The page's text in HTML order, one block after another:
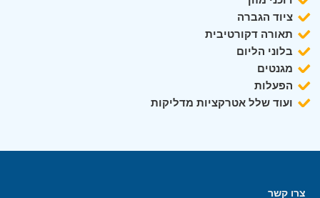
ציוד הגברה
תאורה דקורטיבית
בלוני הליום
מגנטים
הפעלות
ועוד שלל אטרקציות מדליקות
צרו קשר